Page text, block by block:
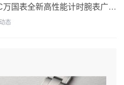
万国表全新高性能计时腕表广告
态